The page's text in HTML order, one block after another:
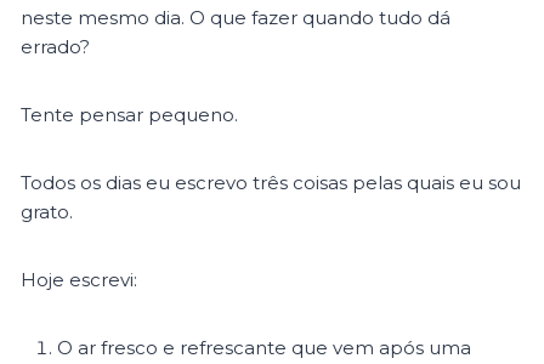
neste mesmo dia. O que fazer quando tudo dá
errado?
Tente pensar pequeno.
Todos os dias eu escrevo três coisas pelas quais eu sou
grato.
Hoje escrevi:
O ar fresco e refrescante que vem após uma